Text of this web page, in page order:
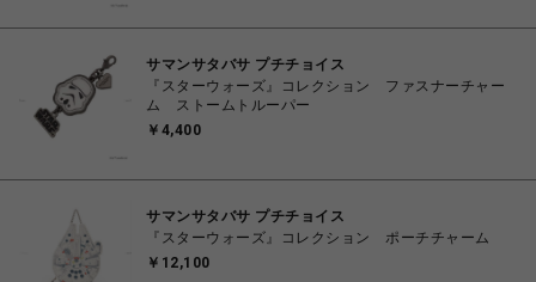
サマンサタバサ プチチョイス
『スターウォーズ』コレクション ファスナーチャー
ム ストームトルーパー
￥4,400
サマンサタバサ プチチョイス
『スターウォーズ』コレクション ポーチチャーム
￥12,100